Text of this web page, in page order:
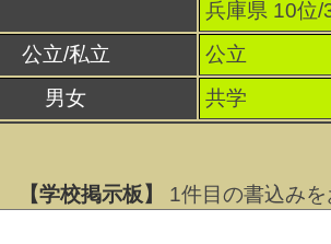
兵庫県 10位/
公立/私立
公立
男女
共学
【学校掲示板】
1件目の書込みを